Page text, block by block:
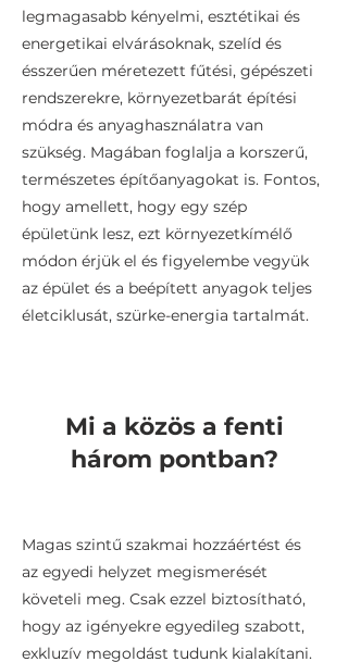
legmagasabb kényelmi, esztétikai és
energetikai elvárásoknak, szelíd és
ésszerűen méretezett fűtési, gépészeti
rendszerekre, környezetbarát építési
módra és anyaghasználatra van
szükség. Magában foglalja a korszerű,
természetes építőanyagokat is. Fontos,
hogy amellett, hogy egy szép
épületünk lesz, ezt környezetkímélő
módon érjük el és figyelembe vegyük
az épület és a beépített anyagok teljes
életciklusát, szürke-energia tartalmát.
Mi a közös a fenti
három pontban?
Magas szintű szakmai hozzáértést és
az egyedi helyzet megismerését
követeli meg. Csak ezzel biztosítható,
hogy az igényekre egyedileg szabott,
exkluzív megoldást tudunk kialakítani.